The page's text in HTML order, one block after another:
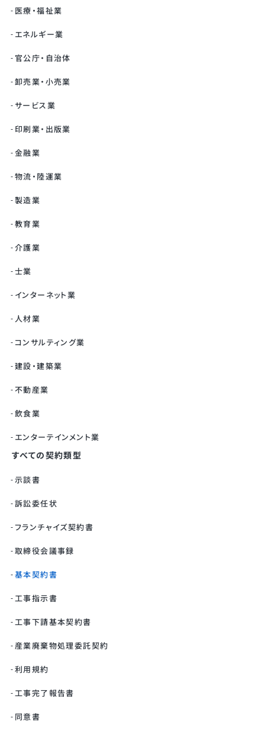
医療・福祉業
エネルギー業
官公庁・自治体
卸売業・小売業
サービス業
印刷業・出版業
金融業
物流・陸運業
製造業
教育業
介護業
士業
インターネット業
人材業
コンサルティング業
建設・建築業
不動産業
飲食業
エンターテインメント業
すべての契約類型
示談書
訴訟委任状
フランチャイズ契約書
取締役会議事録
基本契約書
工事指示書
工事下請基本契約書
産業廃棄物処理委託契約
利用規約
工事完了報告書
同意書